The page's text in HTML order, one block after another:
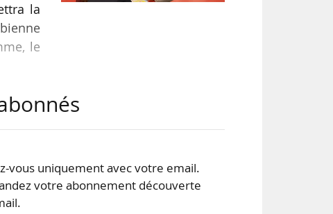
la
le
de la
des
vous uniquement avec votre email.
votre abonnement découverte